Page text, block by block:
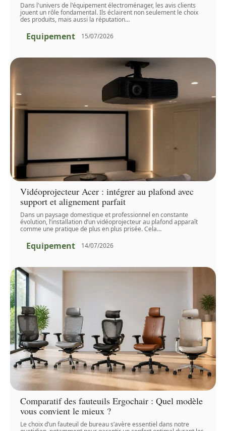
Dans l'univers de l'équipement électroménager, les avis clients
jouent un rôle fondamental. Ils éclairent non seulement le choix
des produits, mais aussi la réputation…
Equipement 15/07/2026
Vidéoprojecteur Acer : intégrer au plafond avec
support et alignement parfait
Dans un paysage domestique et professionnel en constante
évolution, l’installation d’un vidéoprojecteur au plafond apparaît
comme une pratique de plus en plus prisée. Cela…
Equipement 14/07/2026
Comparatif des fauteuils Ergochair : Quel modèle
vous convient le mieux ?
Le choix d’un fauteuil de bureau s’avère essentiel dans notre